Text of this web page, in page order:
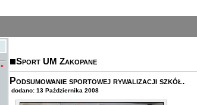
»
Sport UM Zakopane
Podsumowanie sportowej rywalizacji szkół.
dodano: 13 Października 2008